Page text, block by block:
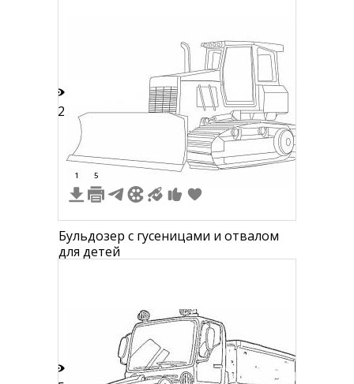
12
1 5
Бульдозер с гусеницами и отвалом
для детей